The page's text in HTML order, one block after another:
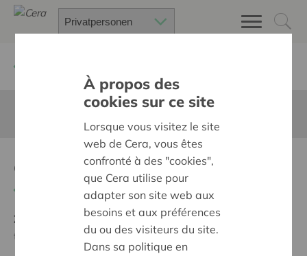
outdoorlearning in Mikado
Ziel:
Des quartiers chaleureux et bienveillants pour
tous
À propos des
cookies sur ce site
Lorsque vous visitez le site
web de Cera, vous êtes
confronté à des "cookies",
que Cera utilise pour
adapter son site web aux
besoins et aux préférences
du ou des visiteurs du site.
Dans sa politique en